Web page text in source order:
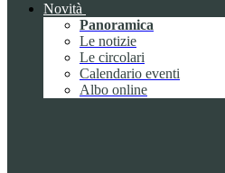
Novità
Panoramica
Le notizie
Le circolari
Calendario eventi
Albo online